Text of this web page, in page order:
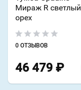
Мираж R светлый
орех
0 ОТЗЫВОВ
46 479 ₽